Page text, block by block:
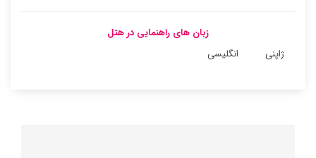
زبان های راهنمایی در هتل
ژاپنی
انگلیسی